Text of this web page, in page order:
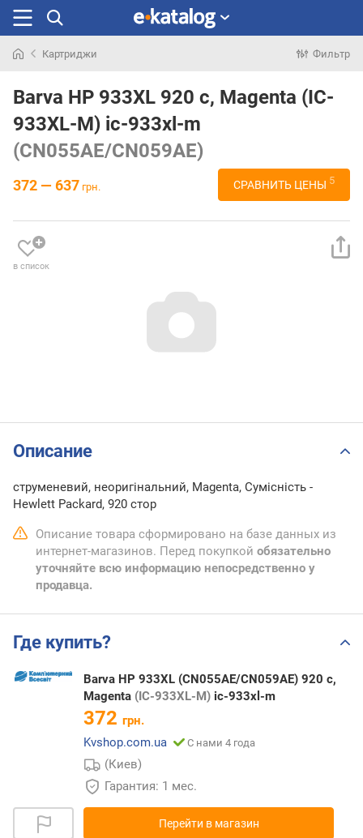
раньше
Картриджи Фильтр
Barva HP 933XL 920 c, Magenta (IC-
933XL-M) ic-933xl-m
(CN055AE/CN059AE)
372 — 637 грн. СРАВНИТЬ ЦЕНЫ 5
в список
Описание
струменевий, неоригінальний, Magenta, Сумісність -
Hewlett Packard, 920 стор
Описание товара сформировано на базе данных из
интернет-магазинов. Перед покупкой обязательно
уточняйте всю информацию непосредственно у
продавца.
Где купить?
Barva HP 933XL (CN055AE/CN059AE) 920 c,
Magenta (IC-933XL-M) ic-933xl-m
372 грн.
Kvshop.com.ua
С нами 4 года
(Киев)
Гарантия: 1 мес.
Перейти в магазин